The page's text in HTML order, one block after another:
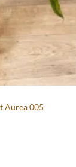
Aurea 005